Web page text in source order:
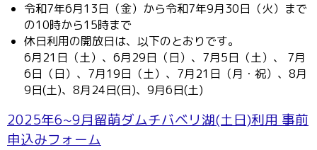
令和7年6月13日（金）から令和7年9月30日（火）まで
の10時から15時まで
休日利用の開放日は、以下のとおりです。
6月21日（土）、6月29日（日）、7月5日（土）、 7月
6日（日）、7月19日（土）、7月21日（月・祝）、8月
9日(土)、8月24日(日)、9月6日(土)
2025年6~9月留萌ダムチバベリ湖(土日)利用 事前
申込みフォーム